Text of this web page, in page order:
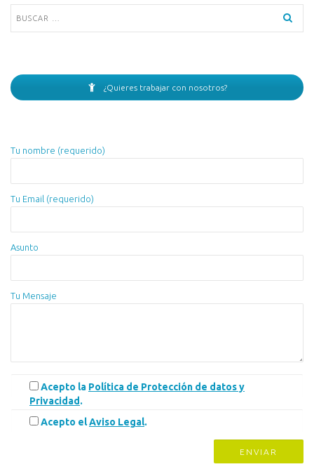
¿Quieres trabajar con nosotros?
Tu nombre (requerido)
Tu Email (requerido)
Asunto
Tu Mensaje
Acepto la Política de Protección de datos y
Privacidad .
Acepto elAviso Legal.